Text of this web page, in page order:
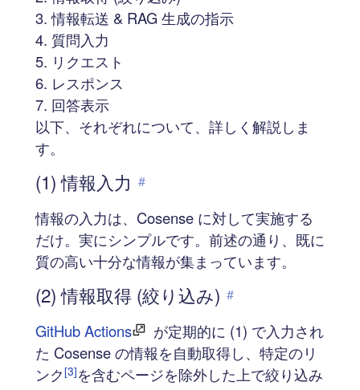
情報転送 & RAG 生成の指示
質問入力
リクエスト
レスポンス
回答表示
以下、それぞれについて、詳しく解説しま
す。
(1) 情報入力 #
情報の入力は、Cosense に対して実施する
だけ。実にシンプルです。前述の通り、既に
質の高い十分な情報が集まっています。
(2) 情報取得 (絞り込み) #
GitHub Actions
が定期的に (1) で入力され
た Cosense の情報を自動取得し、特定のリ
ンク[3]を含むページを除外した上で絞り込み